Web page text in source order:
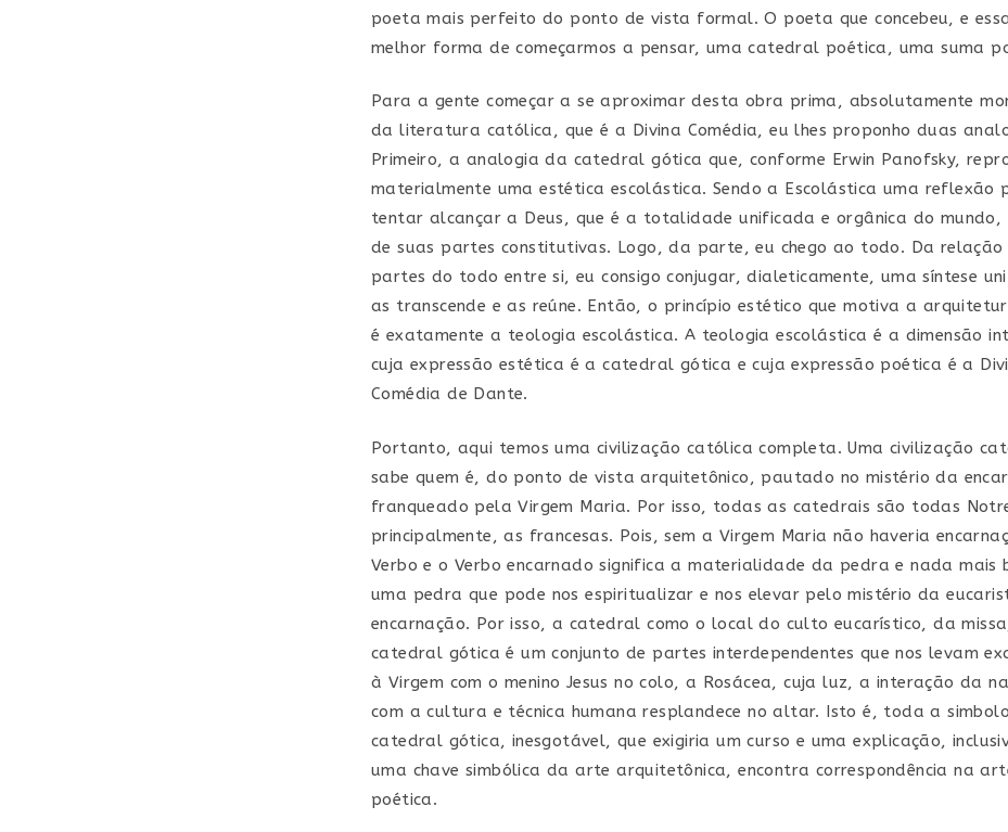
poeta mais perfeito do ponto de vista formal. O poeta que concebeu, e
melhor forma de começarmos a pensar, uma catedral poética, uma suma
Para a gente começar a se aproximar desta obra prima, absolutamente
da literatura católica, que é a Divina Comédia, eu lhes proponho duas
Primeiro, a analogia da catedral gótica que, conforme Erwin Panofsky,
materialmente uma estética escolástica. Sendo a Escolástica uma reflexão
tentar alcançar a Deus, que é a totalidade unificada e orgânica do
de suas partes constitutivas. Logo, da parte, eu chego ao todo. Da relação
partes do todo entre si, eu consigo conjugar, dialeticamente, uma síntese
as transcende e as reúne. Então, o princípio estético que motiva a
é exatamente a teologia escolástica. A teologia escolástica é a dimensão
cuja expressão estética é a catedral gótica e cuja expressão poética é a
Comédia de Dante.
Portanto, aqui temos uma civilização católica completa. Uma civilização
sabe quem é, do ponto de vista arquitetônico, pautado no mistério da
franqueado pela Virgem Maria. Por isso, todas as catedrais são todas
principalmente, as francesas. Pois, sem a Virgem Maria não haveria
Verbo e o Verbo encarnado significa a materialidade da pedra e nada mais
uma pedra que pode nos espiritualizar e nos elevar pelo mistério da
encarnação. Por isso, a catedral como o local do culto eucarístico, da
catedral gótica é um conjunto de partes interdependentes que nos levam
à Virgem com o menino Jesus no colo, a Rosácea, cuja luz, a interação da
com a cultura e técnica humana resplandece no altar. Isto é, toda a
catedral gótica, inesgotável, que exigiria um curso e uma explicação,
uma chave simbólica da arte arquitetônica, encontra correspondência na
poética.